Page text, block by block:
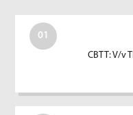
01
CBTT: V/v